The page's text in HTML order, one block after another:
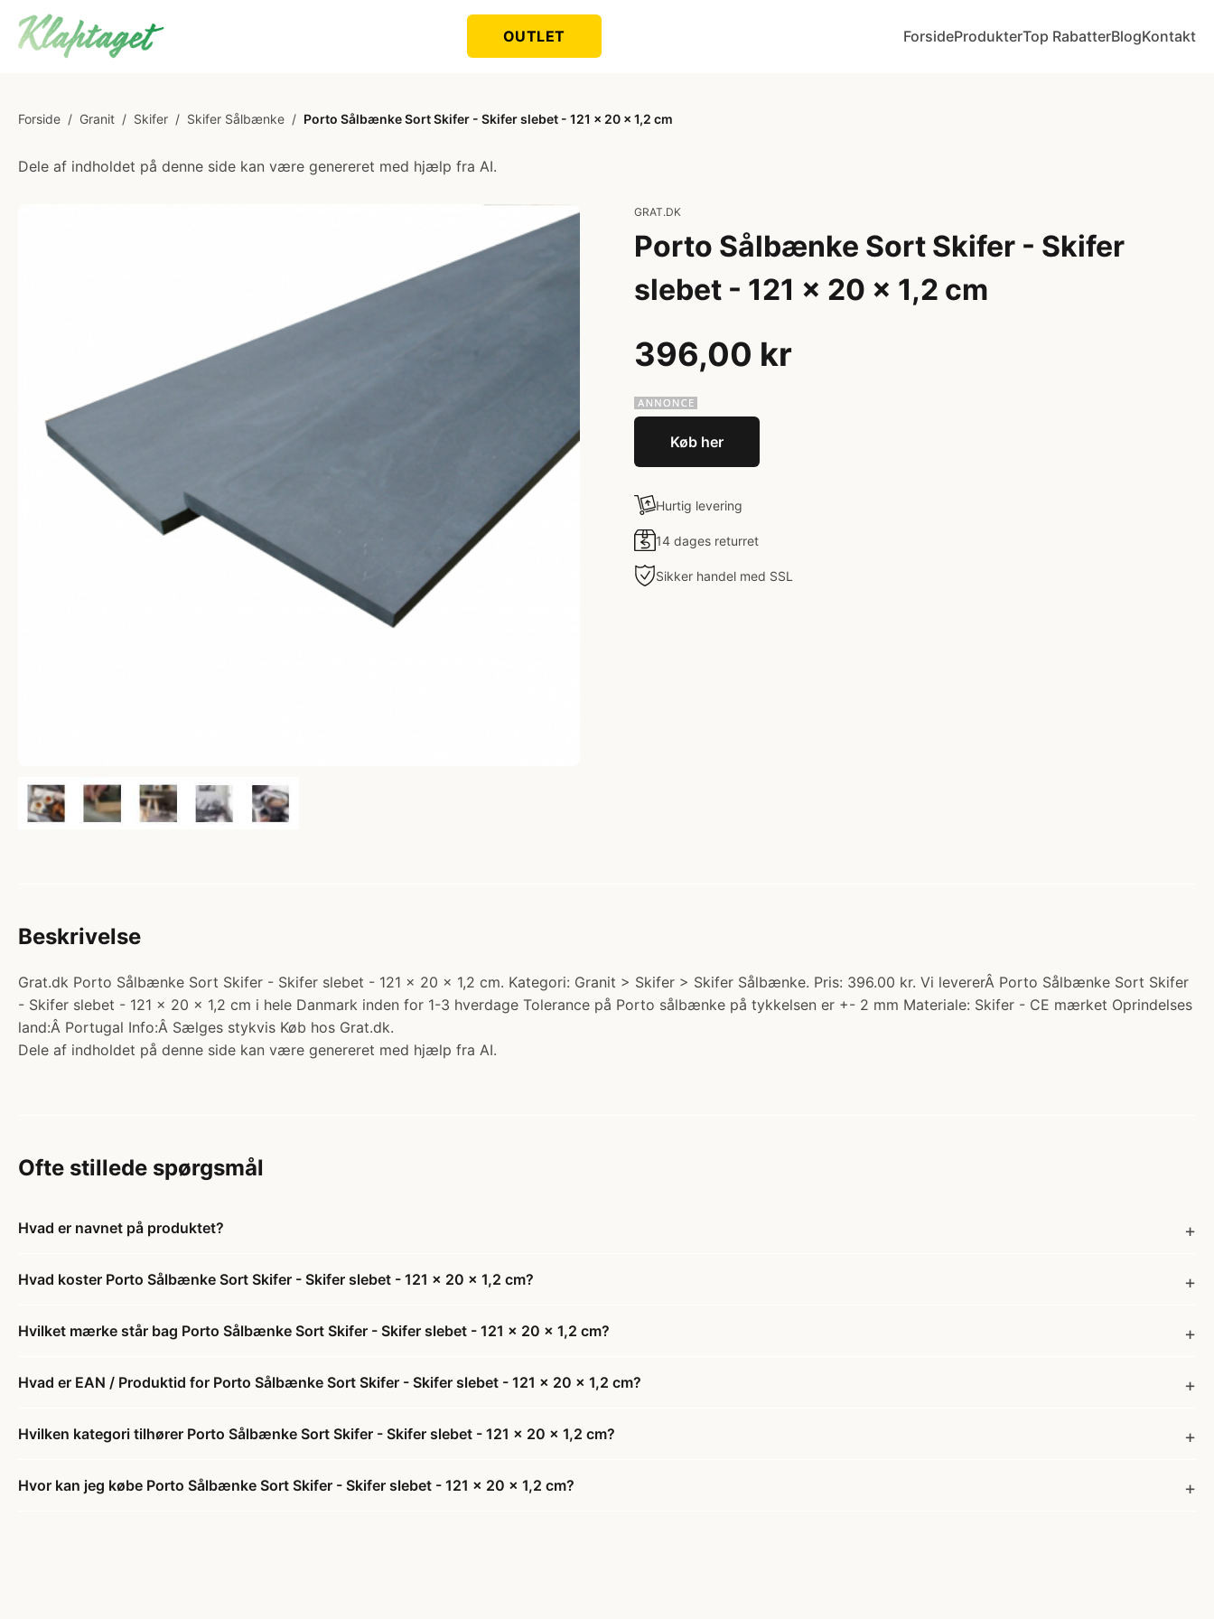
OUTLET ForsideProdukterTop RabatterBlogKontakt
Forside / Granit / Skifer / Skifer Sålbænke / Porto Sålbænke Sort Skifer - Skifer slebet - 121 x 20 x 1,2 cm
Dele af indholdet på denne side kan være genereret med hjælp fra AI.
GRAT.DK
Porto Sålbænke Sort Skifer - Skifer
slebet - 121 x 20 x 1,2 cm
396,00 kr
Køb her
Hurtig levering
14 dages returret
Sikker handel med SSL
Beskrivelse
Grat.dk Porto Sålbænke Sort Skifer - Skifer slebet - 121 x 20 x 1,2 cm. Kategori: Granit > Skifer > Skifer Sålbænke. Pris: 396.00 kr. Vi levererÂ Porto Sålbænke Sort Skifer
- Skifer slebet - 121 x 20 x 1,2 cm i hele Danmark inden for 1-3 hverdage Tolerance på Porto sålbænke på tykkelsen er +- 2 mm Materiale: Skifer - CE mærket Oprindelses
land:Â Portugal Info:Â Sælges stykvis Køb hos Grat.dk.
Dele af indholdet på denne side kan være genereret med hjælp fra AI.
Ofte stillede spørgsmål
Hvad er navnet på produktet?
Hvad koster Porto Sålbænke Sort Skifer - Skifer slebet - 121 x 20 x 1,2 cm?
Hvilket mærke står bag Porto Sålbænke Sort Skifer - Skifer slebet - 121 x 20 x 1,2 cm?
Hvad er EAN / Produktid for Porto Sålbænke Sort Skifer - Skifer slebet - 121 x 20 x 1,2 cm?
Hvilken kategori tilhører Porto Sålbænke Sort Skifer - Skifer slebet - 121 x 20 x 1,2 cm?
Hvor kan jeg købe Porto Sålbænke Sort Skifer - Skifer slebet - 121 x 20 x 1,2 cm?